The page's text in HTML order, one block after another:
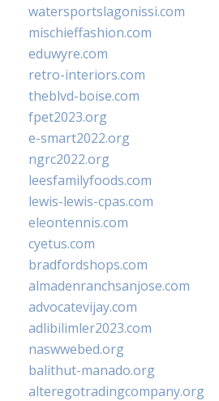
watersportslagonissi.com
mischieffashion.com
eduwyre.com
retro-interiors.com
theblvd-boise.com
fpet2023.org
e-smart2022.org
ngrc2022.org
leesfamilyfoods.com
lewis-lewis-cpas.com
eleontennis.com
cyetus.com
bradfordshops.com
almadenranchsanjose.com
advocatevijay.com
adlibilimler2023.com
naswwebed.org
balithut-manado.org
alteregotradingcompany.org